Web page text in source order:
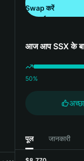
Swap करें
आज आप SSX के
50%
पूल जानकारी